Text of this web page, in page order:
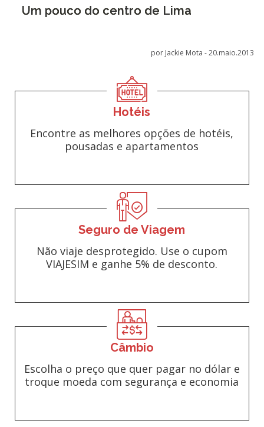
Um pouco do centro de Lima
por Jackie Mota -20.maio.2013
Hotéis
Encontre as melhores opções de hotéis,
pousadas e apartamentos
Seguro de Viagem
Não viaje desprotegido. Use o cupom
VIAJESIM e ganhe 5% de desconto.
Câmbio
Escolha o preço que quer pagar no dólar e
troque moeda com segurança e economia